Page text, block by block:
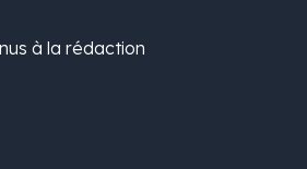
à la rédaction